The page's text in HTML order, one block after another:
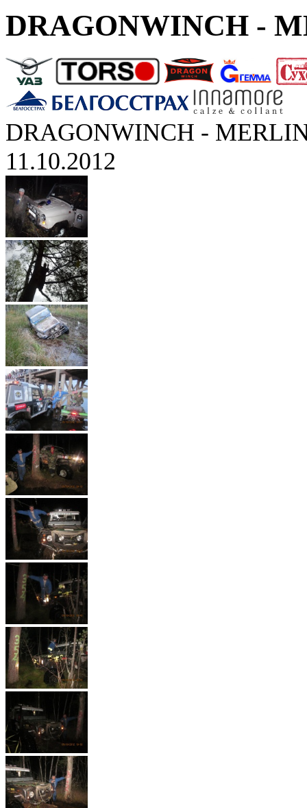
DRAGONWINCH -
DRAGONWINCH -
11.10.2012